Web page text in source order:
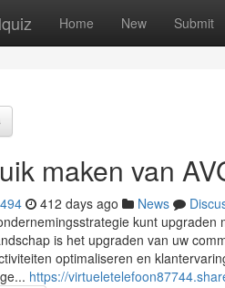
Home New Submit
maken van
412 days ago News
kunt
is het upgraden van uw
optimaliseren en
https://